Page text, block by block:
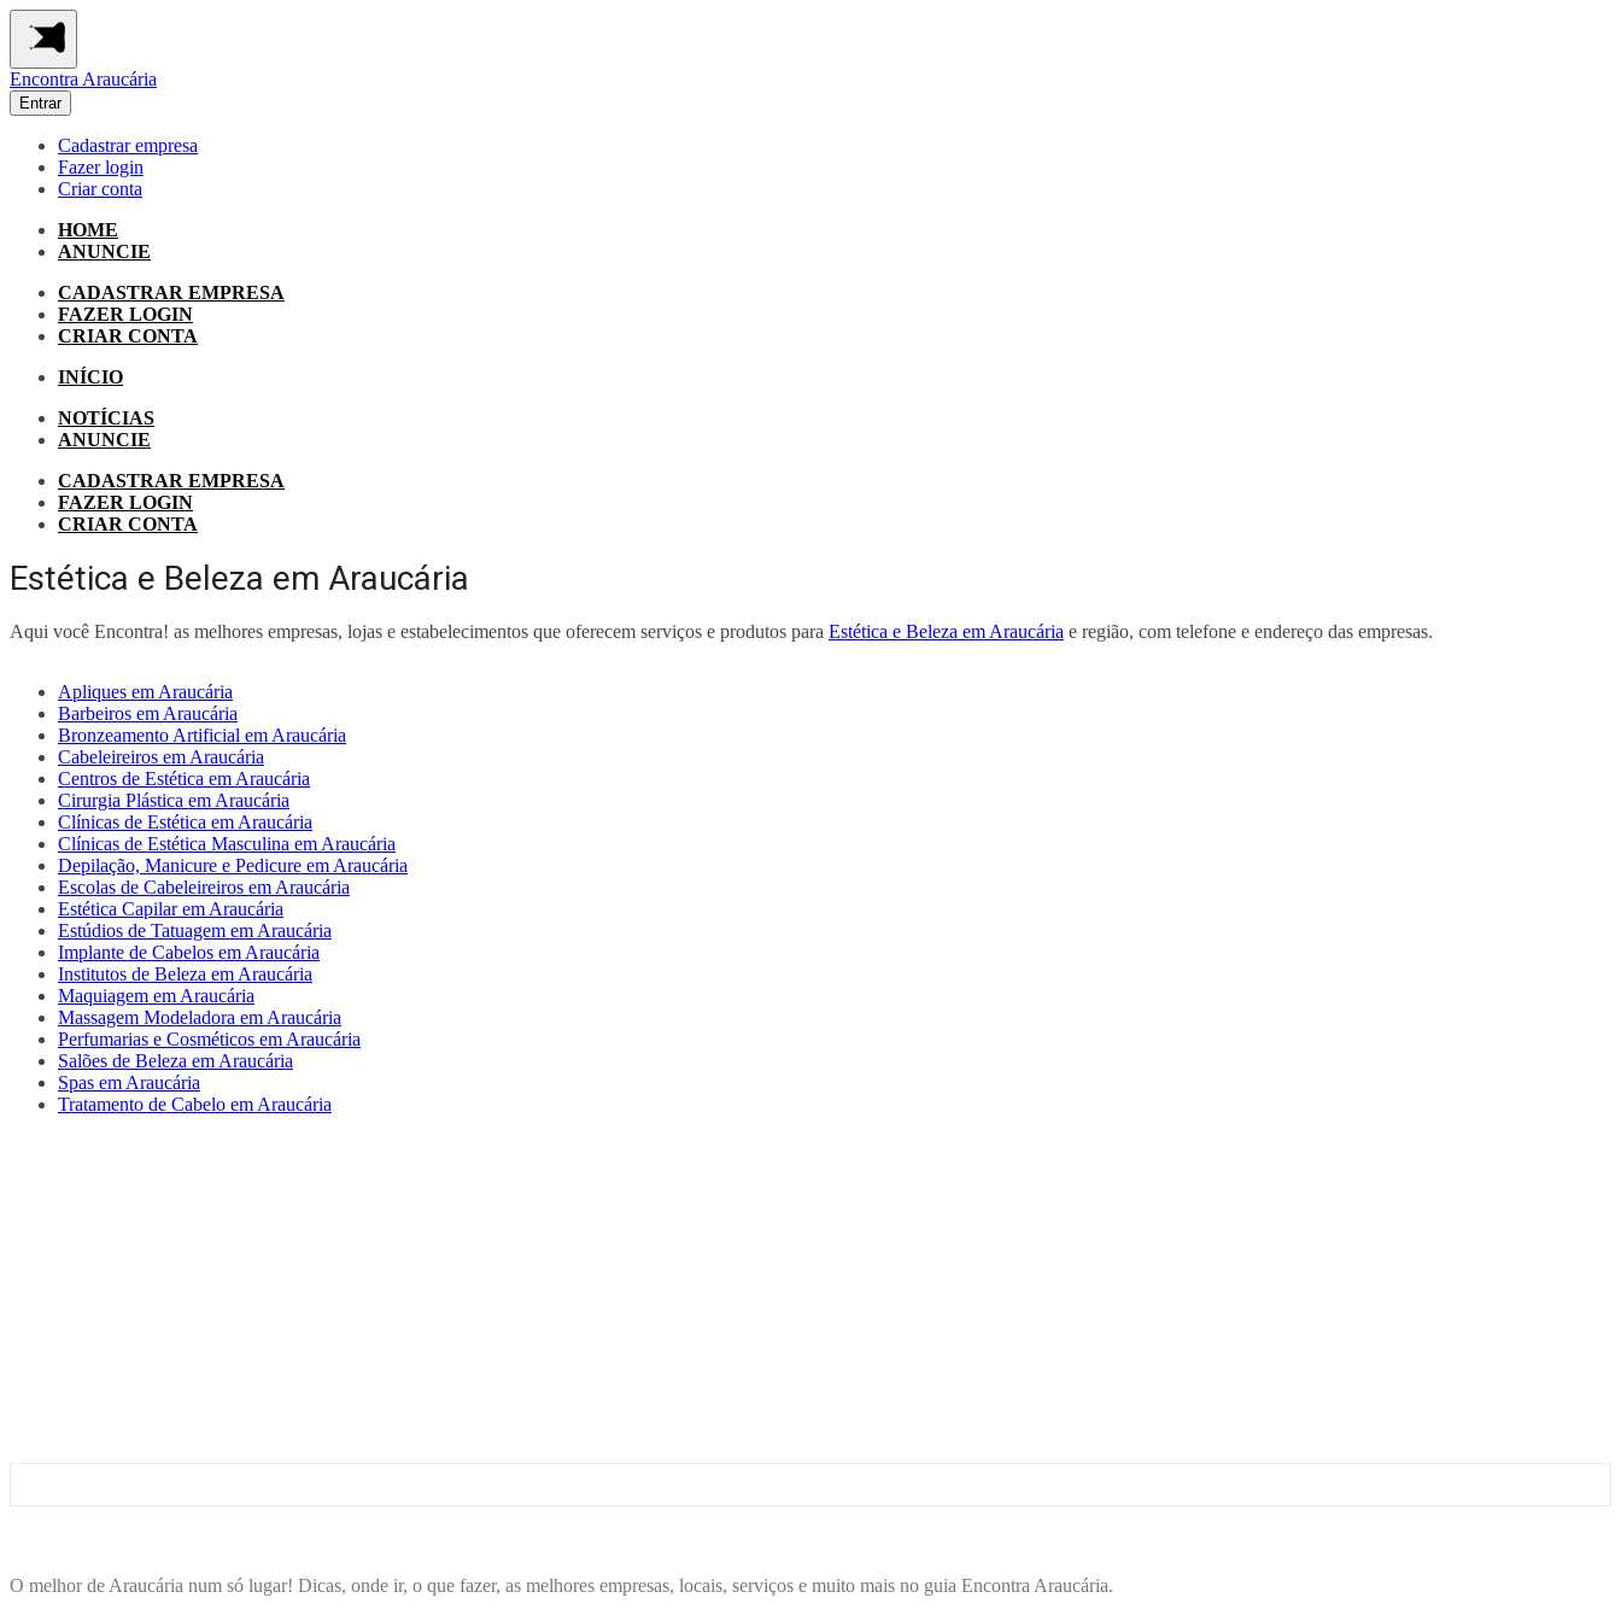
Encontra Araucária
Entrar
Cadastrar empresa
Fazer login
Criar conta
HOME
ANUNCIE
CADASTRAR EMPRESA
FAZER LOGIN
CRIAR CONTA
INÍCIO
NOTÍCIAS
ANUNCIE
CADASTRAR EMPRESA
FAZER LOGIN
CRIAR CONTA
Estética e Beleza em Araucária
Aqui você Encontra! as melhores empresas, lojas e estabelecimentos que oferecem serviços e produtos para Estética e Beleza em Araucária e região, com telefone e endereço das empresas.
Apliques em Araucária
Barbeiros em Araucária
Bronzeamento Artificial em Araucária
Cabeleireiros em Araucária
Centros de Estética em Araucária
Cirurgia Plástica em Araucária
Clínicas de Estética em Araucária
Clínicas de Estética Masculina em Araucária
Depilação, Manicure e Pedicure em Araucária
Escolas de Cabeleireiros em Araucária
Estética Capilar em Araucária
Estúdios de Tatuagem em Araucária
Implante de Cabelos em Araucária
Institutos de Beleza em Araucária
Maquiagem em Araucária
Massagem Modeladora em Araucária
Perfumarias e Cosméticos em Araucária
Salões de Beleza em Araucária
Spas em Araucária
Tratamento de Cabelo em Araucária
O melhor de Araucária num só lugar! Dicas, onde ir, o que fazer, as melhores empresas, locais, serviços e muito mais no guia Encontra Araucária.